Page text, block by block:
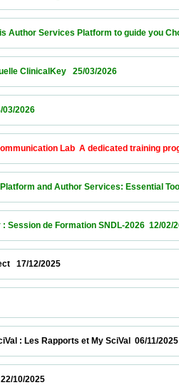
Author Services Platform to
ClinicalKey   25/03/2026
24/03/2026
Communication Lab  A dedicated
Platform and Author Services:
: Session de Formation SNDL-
Direct   17/12/2025
2025
SciVal : Les Rapports et My
22/10/2025